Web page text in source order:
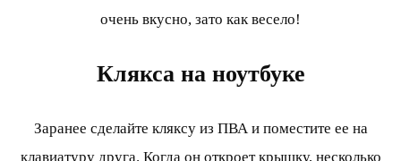
очень вкусно, зато как весело!
Клякса на ноутбуке
Заранее сделайте кляксу из ПВА и поместите ее на
клавиатуру друга. Когда он откроет крышку, несколько